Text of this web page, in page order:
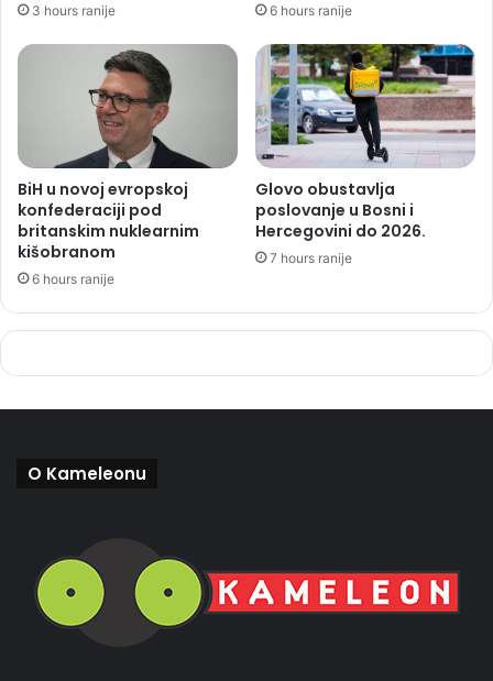
3 hours ranije 6 hours ranije
BiH u novoj evropskoj
konfederaciji pod
britanskim nuklearnim
kišobranom
6 hours ranije
Glovo obustavlja
poslovanje u Bosni i
Hercegovini do 2026.
7 hours ranije
O Kameleonu